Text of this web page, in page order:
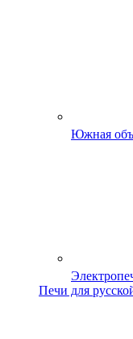
Южная
Печи для